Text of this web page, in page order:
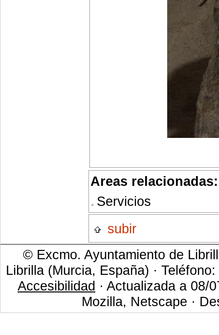
Areas relacionadas:
Servicios
subir
© Excmo. Ayuntamiento de
Librilla (Murcia, España) ·
Accesibilidad · Actualizada a 08/
Mozilla, Netscape ·